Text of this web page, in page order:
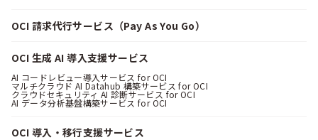
OCI 請求代行サービス（Pay As You Go）
OCI 生成 AI 導入支援サービス
AI コードレビュー導入サービス for OCI
マルチクラウド AI Datahub 構築サービス for OCI
クラウドセキュリティ AI 診断サービス for OCI
AI データ分析基盤構築サービス for OCI
OCI 導入・移行支援サービス